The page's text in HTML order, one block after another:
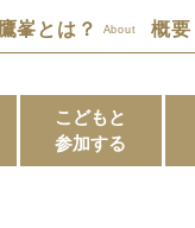
鷹峯とは？ About 概要
こどもと
参加する